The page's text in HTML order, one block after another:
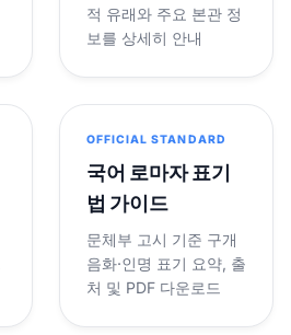
적 유래와 주요 본관 정
보를 상세히 안내
OFFICIAL STANDARD
국어 로마자 표기
법 가이드
문체부 고시 기준 구개
음화·인명 표기 요약, 출
처 및 PDF 다운로드